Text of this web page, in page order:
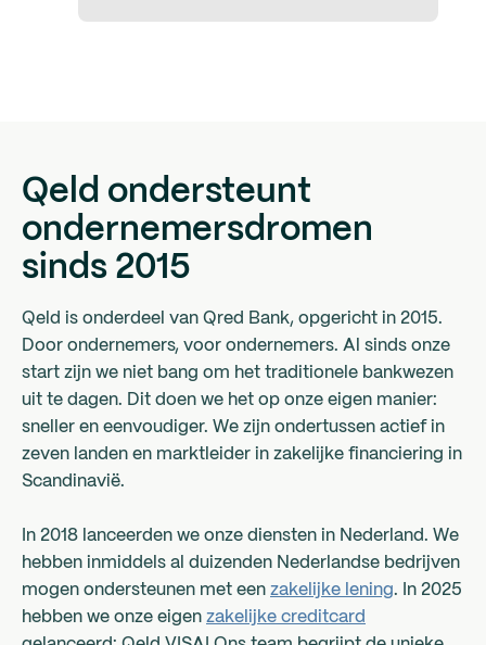
Qeld ondersteunt
ondernemersdromen
sinds 2015
Qeld is onderdeel van Qred Bank, opgericht in 2015.
Door ondernemers, voor ondernemers. Al sinds onze
start zijn we niet bang om het traditionele bankwezen
uit te dagen. Dit doen we het op onze eigen manier:
sneller en eenvoudiger. We zijn ondertussen actief in
zeven landen en marktleider in zakelijke financiering in
Scandinavië.
In 2018 lanceerden we onze diensten in Nederland. We
hebben inmiddels al duizenden Nederlandse bedrijven
mogen ondersteunen met een zakelijke lening. In 2025
hebben we onze eigen zakelijke creditcard